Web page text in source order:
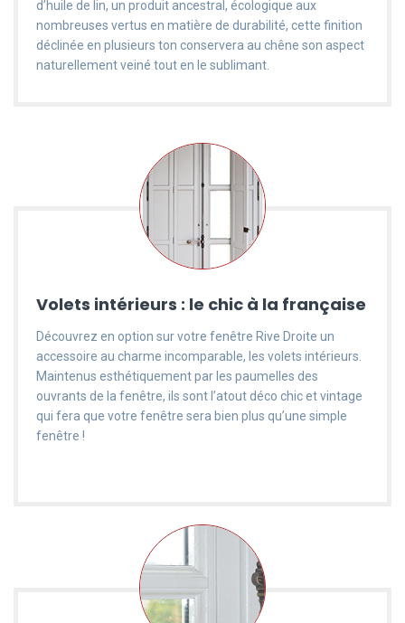
d’huile de lin, un produit ancestral, écologique aux
nombreuses vertus en matière de durabilité, cette finition
déclinée en plusieurs ton conservera au chêne son aspect
naturellement veiné tout en le sublimant.
Volets intérieurs : le chic à la française
Découvrez en option sur votre fenêtre Rive Droite un
accessoire au charme incomparable, les volets intérieurs.
Maintenus esthétiquement par les paumelles des
ouvrants de la fenêtre, ils sont l’atout déco chic et vintage
qui fera que votre fenêtre sera bien plus qu’une simple
fenêtre !